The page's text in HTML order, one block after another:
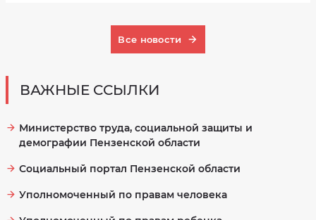
Все новости
ВАЖНЫЕ ССЫЛКИ
Министерство труда, социальной защиты и
демографии Пензенской области
Социальный портал Пензенской области
Уполномоченный по правам человека